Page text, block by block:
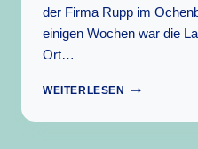
der Firma Rupp im
einigen Wochen war die
Ort…
WEITERLESEN
AGENDA21
METALL